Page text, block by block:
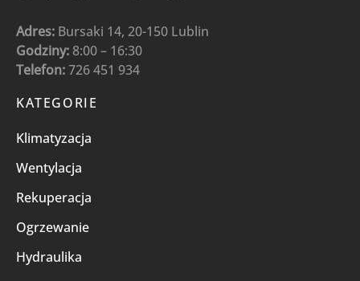
Adres: Bursaki 14, 20-150 Lublin
Godziny: 8:00 – 16:30
Telefon:726 451 934
KATEGORIE
Klimatyzacja
Wentylacja
Rekuperacja
Ogrzewanie
Hydraulika